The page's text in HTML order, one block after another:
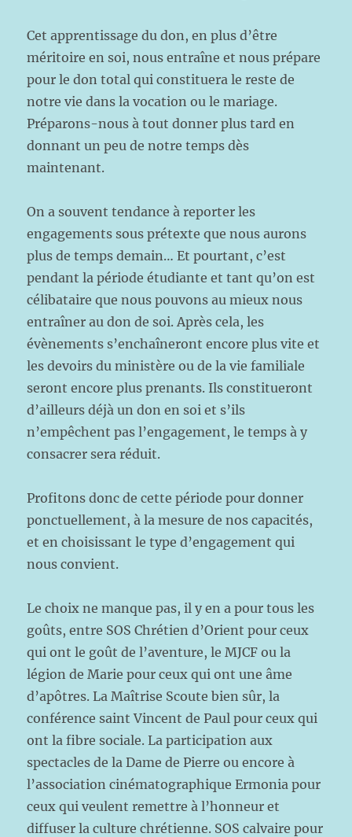
Cet apprentissage du don, en plus d’être
méritoire en soi, nous entraîne et nous prépare
pour le don total qui constituera le reste de
notre vie dans la vocation ou le mariage.
Préparons-nous à tout donner plus tard en
donnant un peu de notre temps dès
maintenant.
On a souvent tendance à reporter les
engagements sous prétexte que nous aurons
plus de temps demain… Et pourtant, c’est
pendant la période étudiante et tant qu’on est
célibataire que nous pouvons au mieux nous
entraîner au don de soi. Après cela, les
évènements s’enchaîneront encore plus vite et
les devoirs du ministère ou de la vie familiale
seront encore plus prenants. Ils constitueront
d’ailleurs déjà un don en soi et s’ils
n’empêchent pas l’engagement, le temps à y
consacrer sera réduit.
Profitons donc de cette période pour donner
ponctuellement, à la mesure de nos capacités,
et en choisissant le type d’engagement qui
nous convient.
Le choix ne manque pas, il y en a pour tous les
goûts, entre SOS Chrétien d’Orient pour ceux
qui ont le goût de l’aventure, le MJCF ou la
légion de Marie pour ceux qui ont une âme
d’apôtres. La Maîtrise Scoute bien sûr, la
conférence saint Vincent de Paul pour ceux qui
ont la fibre sociale. La participation aux
spectacles de la Dame de Pierre ou encore à
l’association cinématographique Ermonia pour
ceux qui veulent remettre à l’honneur et
diffuser la culture chrétienne. SOS calvaire pour